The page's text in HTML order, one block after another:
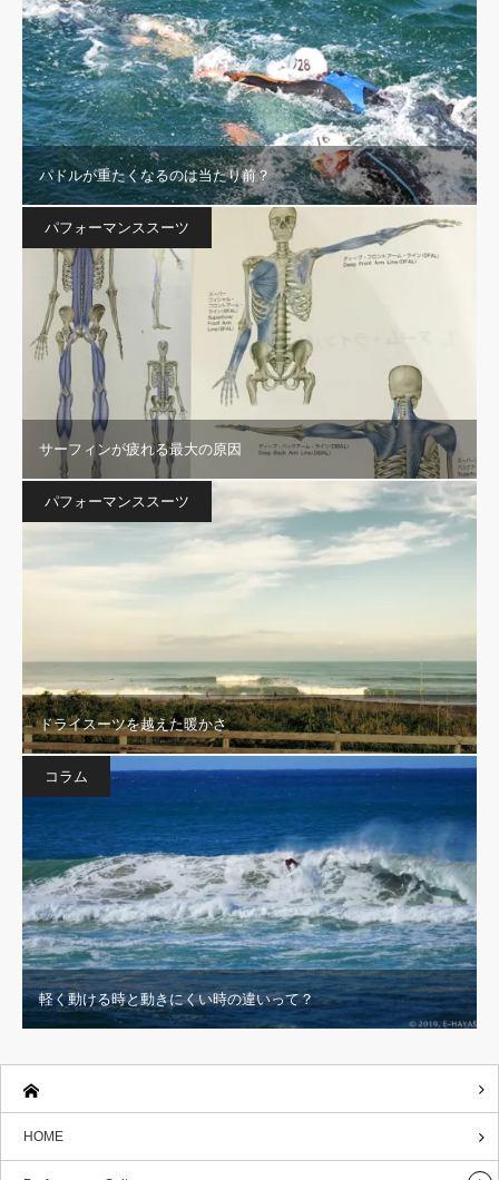
パドルが重たくなるのは当たり前？
パフォーマンススーツ
サーフィンが疲れる最大の原因
パフォーマンススーツ
ドライスーツを越えた暖かさ
コラム
軽く動ける時と動きにくい時の違いって？
HOME